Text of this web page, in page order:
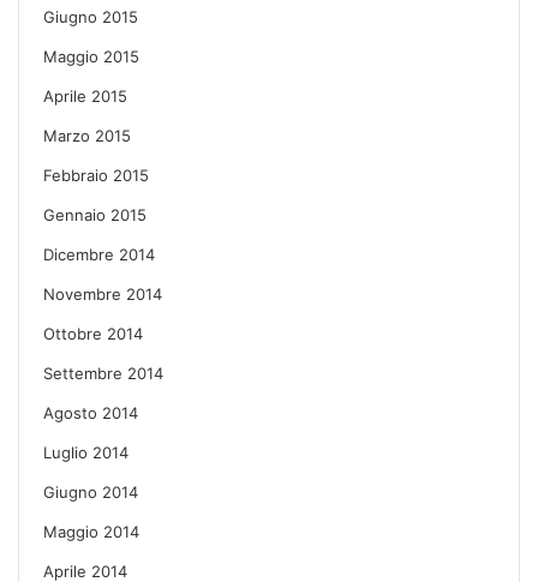
Giugno 2015
Maggio 2015
Aprile 2015
Marzo 2015
Febbraio 2015
Gennaio 2015
Dicembre 2014
Novembre 2014
Ottobre 2014
Settembre 2014
Agosto 2014
Luglio 2014
Giugno 2014
Maggio 2014
Aprile 2014